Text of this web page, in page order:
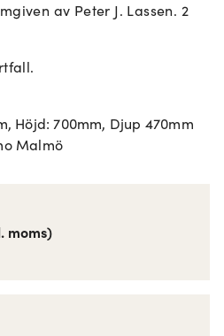
av Peter J. Lassen. 2
Höjd: 700mm, Djup 470mm
Malmö
moms)